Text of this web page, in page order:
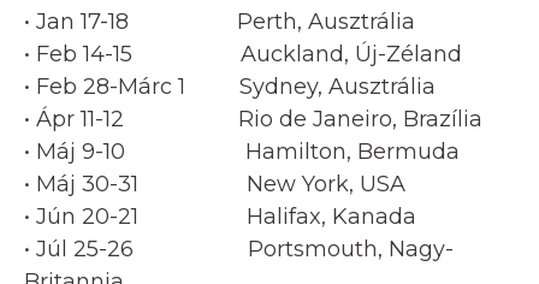
• Jan 17-18 Perth, Ausztrália
• Feb 14-15 Auckland, Új-Zéland
• Feb 28-Márc 1 Sydney, Ausztrália
• Ápr 11-12 Rio de Janeiro, Brazília
• Máj 9-10 Hamilton, Bermuda
• Máj 30-31 New York, USA
• Jún 20-21 Halifax, Kanada
• Júl 25-26 Portsmouth, Nagy-